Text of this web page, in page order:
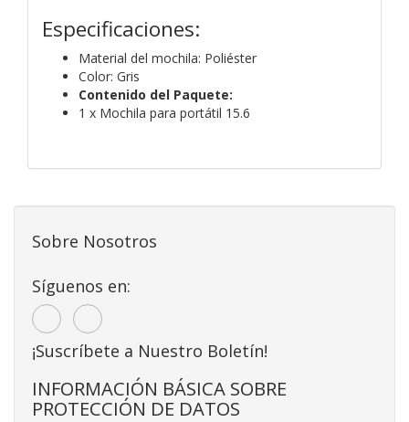
Especificaciones:
Material del mochila: Poliéster
Color: Gris
Contenido del Paquete:
1 x Mochila para portátil 15.6
Sobre Nosotros
Síguenos en:
¡Suscríbete a Nuestro Boletín!
INFORMACIÓN BÁSICA SOBRE
PROTECCIÓN DE DATOS